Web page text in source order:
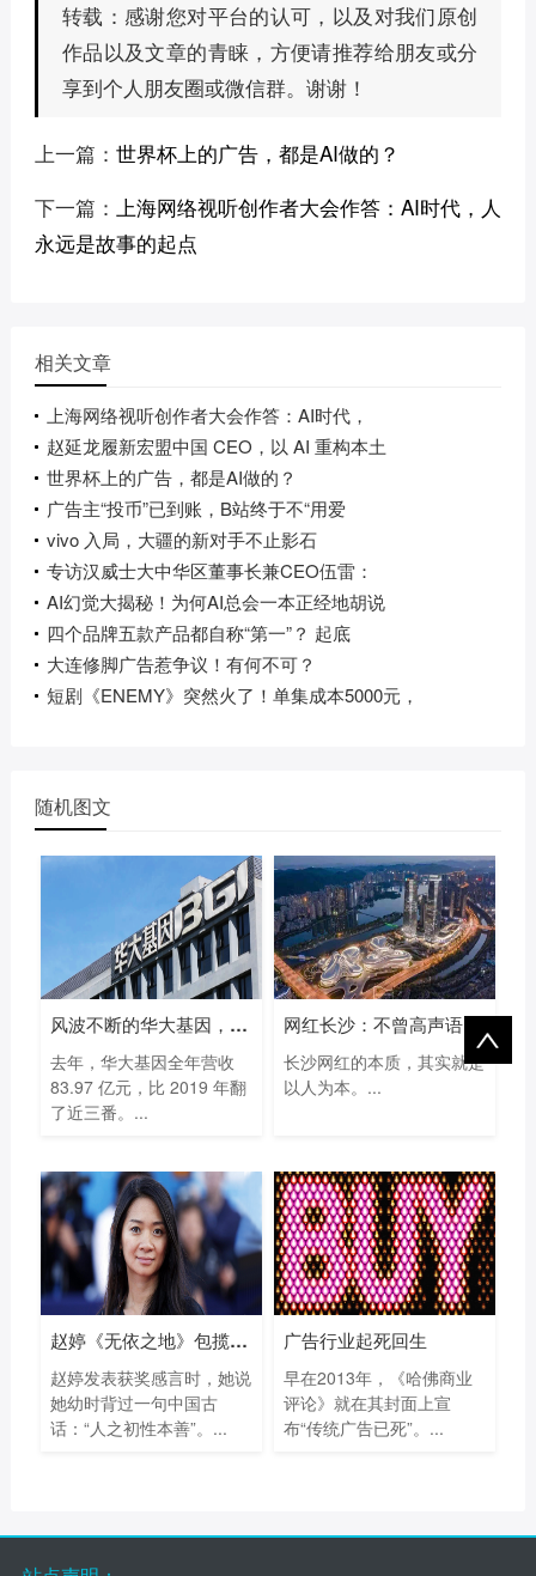
转载： 感谢您对平台的认可，以及对我们原创
作品以及文章的青睐，方便请推荐给朋友或分
享到个人朋友圈或微信群。谢谢！
上一篇： 世界杯上的广告，都是AI做的？
下一篇： 上海网络视听创作者大会作答：AI时代，人
永远是故事的起点
相关文章
上海网络视听创作者大会作答：AI时代，
赵延龙履新宏盟中国 CEO，以 AI 重构本土
世界杯上的广告，都是AI做的？
广告主“投币”已到账，B站终于不“用爱
vivo 入局，大疆的新对手不止影石
专访汉威士大中华区董事长兼CEO伍雷：
AI幻觉大揭秘！为何AI总会一本正经地胡说
四个品牌五款产品都自称“第一”？ 起底
大连修脚广告惹争议！有何不可？
短剧《ENEMY》突然火了！单集成本5000元，
随机图文
风波不断的华大基因，凭什么一年多赚
去年，华大基因全年营收
83.97 亿元，比 2019 年翻
了近三番。...
网红长沙：不曾高声语，已惊天下人！
长沙网红的本质，其实就是
以人为本。...
赵婷《无依之地》包揽93届奥斯卡最佳导
赵婷发表获奖感言时，她说
她幼时背过一句中国古
话：“人之初性本善”。...
广告行业起死回生
早在2013年，《哈佛商业
评论》就在其封面上宣
布“传统广告已死”。...